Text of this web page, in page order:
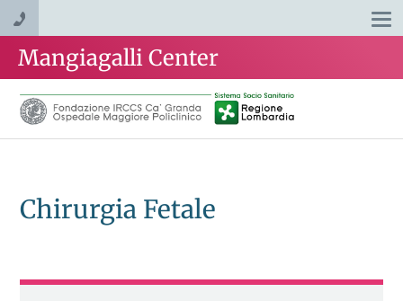
Mangiagalli Center
Chirurgia Fetale